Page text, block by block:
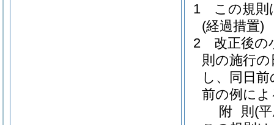
1
この規則
(経過措置)
2
改正後の
則の施行
し、同日
前の例によ
附 則 (